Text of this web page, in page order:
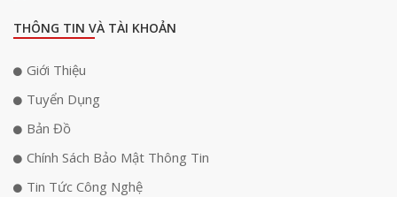
THÔNG TIN VÀ TÀI KHOẢN
Giới Thiệu
Tuyển Dụng
Bản Đồ
Chính Sách Bảo Mật Thông Tin
Tin Tức Công Nghệ